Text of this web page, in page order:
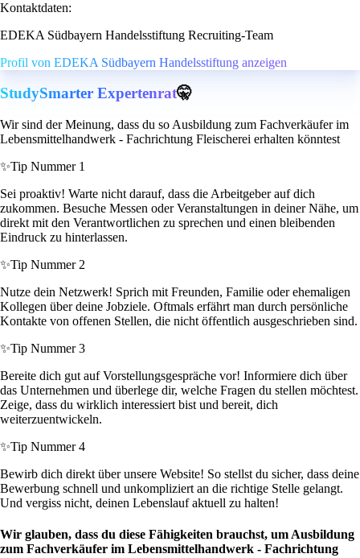
Kontaktdaten:
EDEKA Südbayern Handelsstiftung Recruiting-Team
Profil von EDEKA Südbayern Handelsstiftung anzeigen
StudySmarter Expertenrat🤫
Wir sind der Meinung, dass du so Ausbildung zum Fachverkäufer im
Lebensmittelhandwerk - Fachrichtung Fleischerei erhalten könntest
✨Tip Nummer 1
Sei proaktiv! Warte nicht darauf, dass die Arbeitgeber auf dich
zukommen. Besuche Messen oder Veranstaltungen in deiner Nähe, um
direkt mit den Verantwortlichen zu sprechen und einen bleibenden
Eindruck zu hinterlassen.
✨Tip Nummer 2
Nutze dein Netzwerk! Sprich mit Freunden, Familie oder ehemaligen
Kollegen über deine Jobziele. Oftmals erfährt man durch persönliche
Kontakte von offenen Stellen, die nicht öffentlich ausgeschrieben sind.
✨Tip Nummer 3
Bereite dich gut auf Vorstellungsgespräche vor! Informiere dich über
das Unternehmen und überlege dir, welche Fragen du stellen möchtest.
Zeige, dass du wirklich interessiert bist und bereit, dich
weiterzuentwickeln.
✨Tip Nummer 4
Bewirb dich direkt über unsere Website! So stellst du sicher, dass deine
Bewerbung schnell und unkompliziert an die richtige Stelle gelangt.
Und vergiss nicht, deinen Lebenslauf aktuell zu halten!
Wir glauben, dass du diese Fähigkeiten brauchst, um Ausbildung
zum Fachverkäufer im Lebensmittelhandwerk - Fachrichtung